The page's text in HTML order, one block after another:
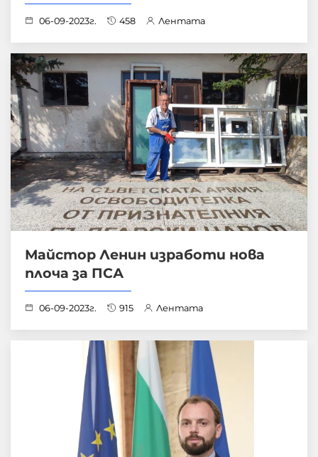
06-09-2023г. 458 Лентата
Майстор Ленин изработи нова
плоча за ПСА
06-09-2023г. 915 Лентата